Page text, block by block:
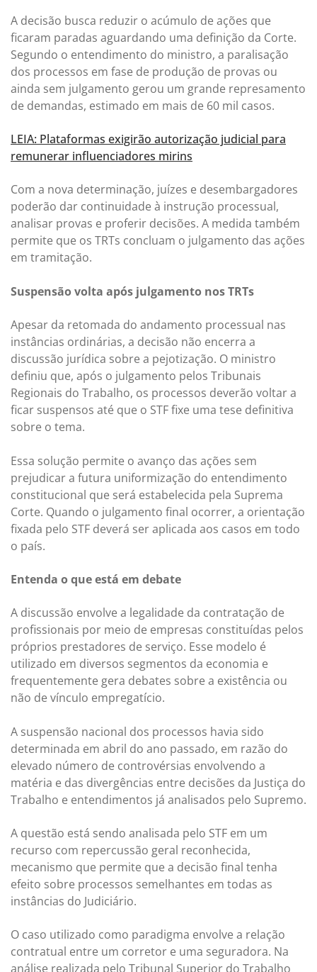
A decisão busca reduzir o acúmulo de ações que
ficaram paradas aguardando uma definição da Corte.
Segundo o entendimento do ministro, a paralisação
dos processos em fase de produção de provas ou
ainda sem julgamento gerou um grande represamento
de demandas, estimado em mais de 60 mil casos.
LEIA: Plataformas exigirão autorização judicial para
remunerar influenciadores mirins
Com a nova determinação, juízes e desembargadores
poderão dar continuidade à instrução processual,
analisar provas e proferir decisões. A medida também
permite que os TRTs concluam o julgamento das ações
em tramitação.
Suspensão volta após julgamento nos TRTs
Apesar da retomada do andamento processual nas
instâncias ordinárias, a decisão não encerra a
discussão jurídica sobre a pejotização. O ministro
definiu que, após o julgamento pelos Tribunais
Regionais do Trabalho, os processos deverão voltar a
ficar suspensos até que o STF fixe uma tese definitiva
sobre o tema.
Essa solução permite o avanço das ações sem
prejudicar a futura uniformização do entendimento
constitucional que será estabelecida pela Suprema
Corte. Quando o julgamento final ocorrer, a orientação
fixada pelo STF deverá ser aplicada aos casos em todo
o país.
Entenda o que está em debate
A discussão envolve a legalidade da contratação de
profissionais por meio de empresas constituídas pelos
próprios prestadores de serviço. Esse modelo é
utilizado em diversos segmentos da economia e
frequentemente gera debates sobre a existência ou
não de vínculo empregatício.
A suspensão nacional dos processos havia sido
determinada em abril do ano passado, em razão do
elevado número de controvérsias envolvendo a
matéria e das divergências entre decisões da Justiça do
Trabalho e entendimentos já analisados pelo Supremo.
A questão está sendo analisada pelo STF em um
recurso com repercussão geral reconhecida,
mecanismo que permite que a decisão final tenha
efeito sobre processos semelhantes em todas as
instâncias do Judiciário.
O caso utilizado como paradigma envolve a relação
contratual entre um corretor e uma seguradora. Na
análise realizada pelo Tribunal Superior do Trabalho